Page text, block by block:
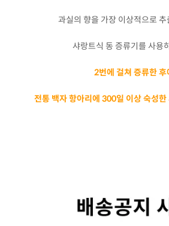
과실의 향을 가장 이상적으로 추
샤랑트식 동 증류기를 사용
2번에 걸쳐 증류한 후
전통 백자 항아리에 300일 이상 숙성한